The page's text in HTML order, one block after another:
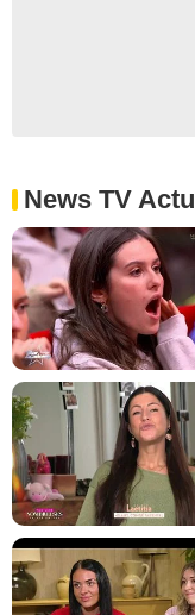
News TV Actu